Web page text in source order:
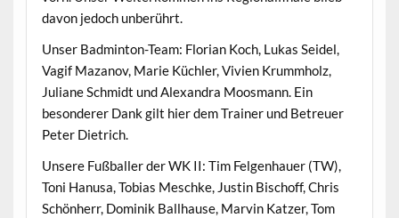
davon jedoch unberührt.
Unser Badminton-Team: Florian Koch, Lukas Seidel,
Vagif Mazanov, Marie Küchler, Vivien Krummholz,
Juliane Schmidt und Alexandra Moosmann. Ein
besonderer Dank gilt hier dem Trainer und Betreuer
Peter Dietrich.
Unsere Fußballer der WK II: Tim Felgenhauer (TW),
Toni Hanusa, Tobias Meschke, Justin Bischoff, Chris
Schönherr, Dominik Ballhause, Marvin Katzer, Tom